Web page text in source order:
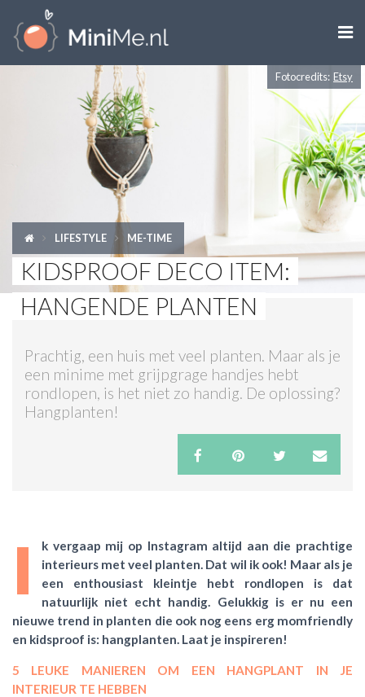

ZWANGER WORDEN
KIND
LIFESTYLE
SHOPS
ACTIES & KORTING
Fotocredits: Etsy
LIFESTYLE ME-TIME
KIDSPROOF DECO ITEM:
HANGENDE PLANTEN
Prachtig, een huis met veel planten. Maar als je
een minime met grijpgrage handjes hebt
rondlopen, is het niet zo handig. De oplossing?
Hangplanten!
I
k vergaap mij op Instagram altijd aan die prachtige
interieurs met veel planten. Dat wil ik ook! Maar als je
een enthousiast kleintje hebt rondlopen is dat
natuurlijk niet echt handig. Gelukkig is er nu een
nieuwe trend in planten die ook nog eens erg momfriendly
en kidsproof is: hangplanten. Laat je inspireren!
5 LEUKE MANIEREN OM EEN HANGPLANT IN JE
INTERIEUR TE HEBBEN